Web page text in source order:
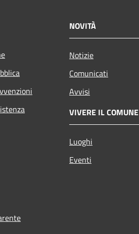
NOVITÀ
Notizie
Comunicati
Avvisi
VIVERE IL COMUNE
Luoghi
Eventi